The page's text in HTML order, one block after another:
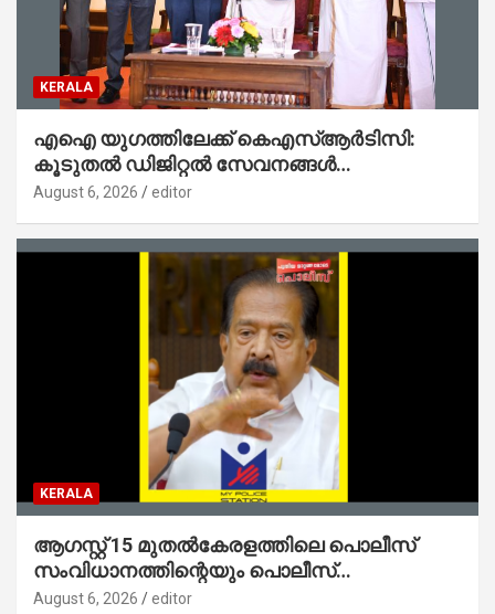
KERALA
എഐ യുഗത്തിലേക്ക് കെഎസ്ആർടിസി:
കൂടുതൽ ഡിജിറ്റൽ സേവനങ്ങൾ
ജനങ്ങളിലേക്കെത്തിക്കും – മന്ത്രി സി പി
August 6, 2026 editor
KERALA
ആഗസ്റ്റ് 15 മുതല്‍കേരളത്തിലെ പൊലീസ്
സംവിധാനത്തിന്റെയും പൊലീസ്
സ്റ്റേഷനുകളുടെയും മുഖഛായ മാറുകയാണ് :
August 6, 2026 editor